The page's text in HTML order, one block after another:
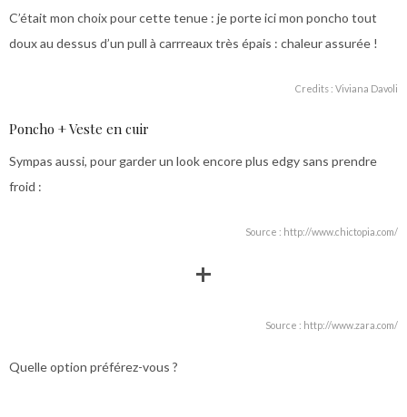
C’était mon choix pour cette tenue : je porte ici mon poncho tout
doux au dessus d’un pull à carrreaux très épais : chaleur assurée !
Credits : Viviana Davoli
Poncho + Veste en cuir
Sympas aussi, pour garder un look encore plus edgy sans prendre
froid :
Source : http://www.chictopia.com/
+
Source : http://www.zara.com/
Quelle option préférez-vous ?